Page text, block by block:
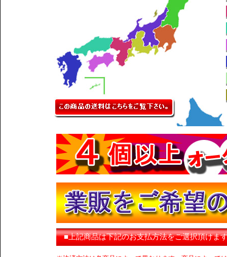
■上記商品は下記のお支払方法をご選択頂けま